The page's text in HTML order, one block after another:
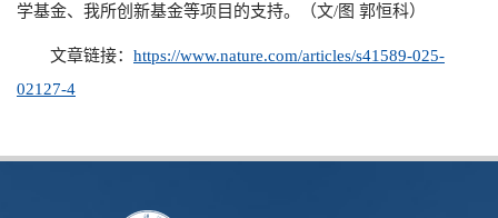
学基金、我所创新基金等项目的支持。（文/图 郭恒科）
文章链接： https://www.nature.com/articles/s41589-025-
02127-4